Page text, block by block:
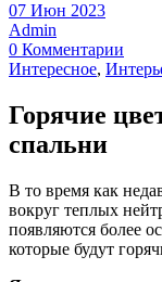
07 Июн 2023
Admin
0 Комментарии
Интересное,
Горячие
спальни
В то время как
вокруг теплых
появляются более
которые будут